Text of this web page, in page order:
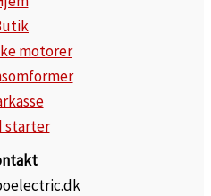
motorer
starter